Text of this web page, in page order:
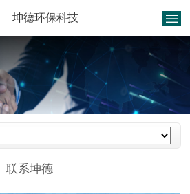
坤德环保科技
联系坤德